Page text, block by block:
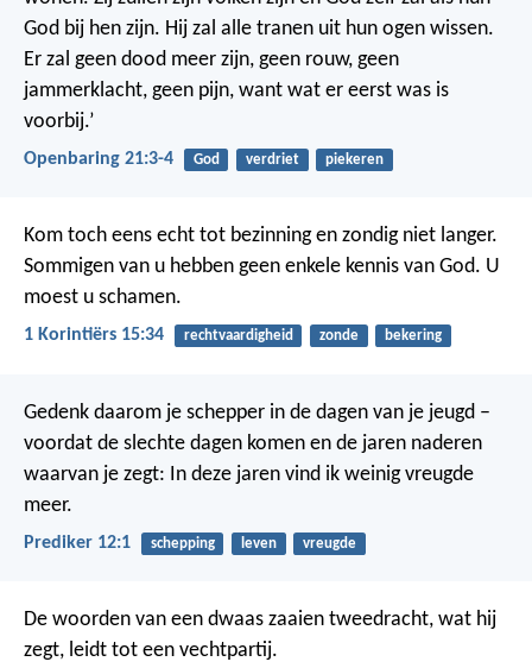
God bij hen zijn. Hij zal alle tranen uit hun ogen wissen.
Er zal geen dood meer zijn, geen rouw, geen
jammerklacht, geen pijn, want wat er eerst was is
voorbij.’
Openbaring 21:3-4 God verdriet piekeren
Kom toch eens echt tot bezinning en zondig niet langer.
Sommigen van u hebben geen enkele kennis van God. U
moest u schamen.
1 Korintiërs 15:34 rechtvaardigheid zonde bekering
Gedenk daarom je schepper in de dagen van je jeugd –
voordat de slechte dagen komen en de jaren naderen
waarvan je zegt: In deze jaren vind ik weinig vreugde
meer.
Prediker 12:1 schepping leven vreugde
De woorden van een dwaas zaaien tweedracht, wat hij
zegt, leidt tot een vechtpartij.